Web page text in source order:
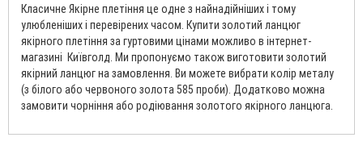
Класичне Якірне плетіння це одне з найнадійніших і тому
улюбленіших і перевірених часом. Купити золотий ланцюг
якірного плетіння за гуртовими цінами можливо в інтернет-
магазині Київголд. Ми пропонуємо також виготовити золотий
якірний ланцюг на замовлення. Ви можете вибрати колір металу
(з білого або червоного золота 585 проби). Додатково можна
замовити чорніння або родіювання золотого якірного ланцюга.